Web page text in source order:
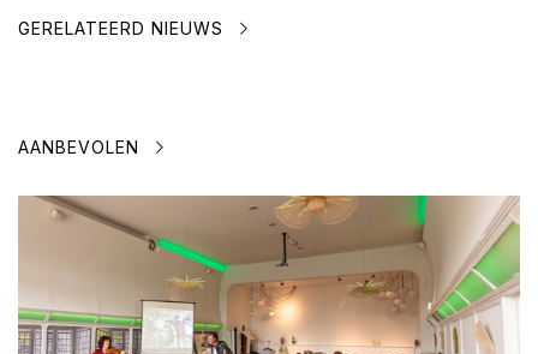
GERELATEERD NIEUWS
AANBEVOLEN